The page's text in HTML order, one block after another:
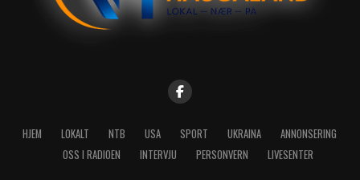
HJEM LOKALT NTB USA SPORT UKRAINA
ANNONSERING
OSS I RADIOEN
INTERVJU PERSONVERN LIVESENTER